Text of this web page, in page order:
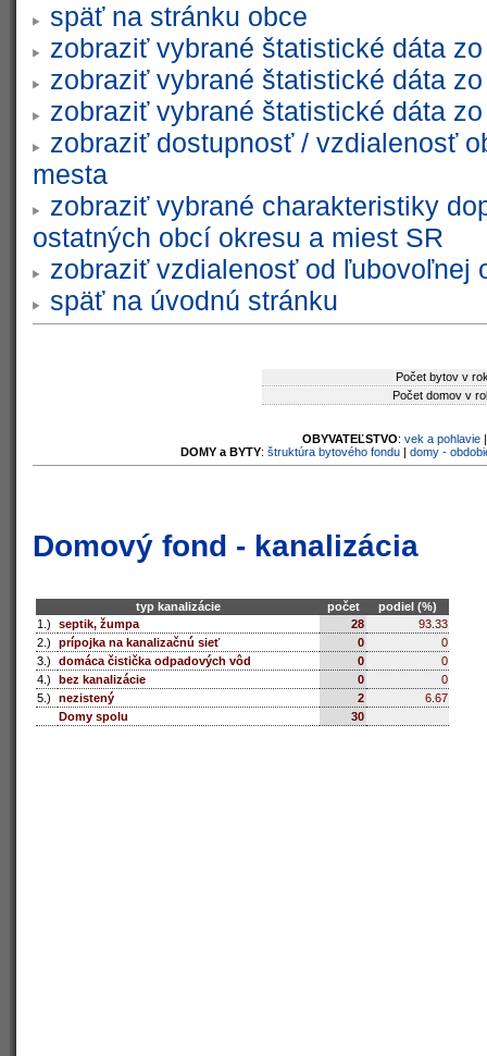
späť na stránku obce
zobraziť vybrané štatistické dáta
zobraziť vybrané štatistické dáta
zobraziť vybrané štatistické dáta
zobraziť dostupnosť / vzdialenosť
mesta
zobraziť vybrané charakteristiky
ostatných obcí okresu a miest SR
zobraziť vzdialenosť od ľubovoľnej
späť na úvodnú stránku
Počet bytov v
Počet domov v
OBYVATEĽSTVO: vek a pohlavie
DOMY a BYTY: štruktúra bytového fondu| domy -
Domový fond - kanalizácia
typ kanalizácie počet
podiel (%)
1.)
septik, žumpa 28
93.33
2.)
prípojka na kanalizačnú sieť 0
0
3.)
domáca čistička odpadových vôd 0
0
4.)
bez kanalizácie 0
0
5.)
nezistený 2
6.67
Domy spolu
30